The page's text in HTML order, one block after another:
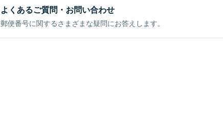
よくあるご質問・お問い合わせ
郵便番号に関するさまざまな疑問にお答えします。